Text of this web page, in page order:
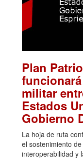
Plan
militar
Estados
Gobierno
La hoja de ruta
el sostenimiento
interoperabilidad y